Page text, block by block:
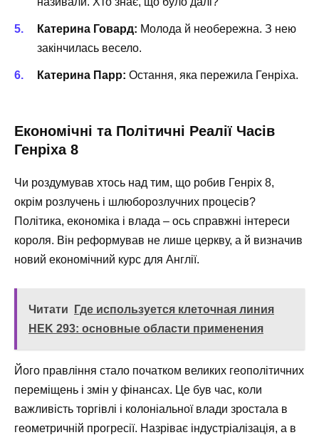
Катерина Говард: Молода й необережна. З нею
закінчилась весело.
Катерина Парр: Остання, яка пережила Генріха.
Економічні та Політичні Реалії Часів
Генріха 8
Чи роздумував хтось над тим, що робив Генріх 8,
окрім розлучень і шлюборозлучних процесів?
Політика, економіка і влада – ось справжні інтереси
короля. Він реформував не лише церкву, а й визначив
новий економічний курс для Англії.
Читати
Где используется клеточная линия
HEK 293: основные области применения
Його правління стало початком великих геополітичних
переміщень і змін у фінансах. Це був час, коли
важливість торгівлі і колоніальної влади зростала в
геометричній прогресії. Назріває індустріалізація, а в